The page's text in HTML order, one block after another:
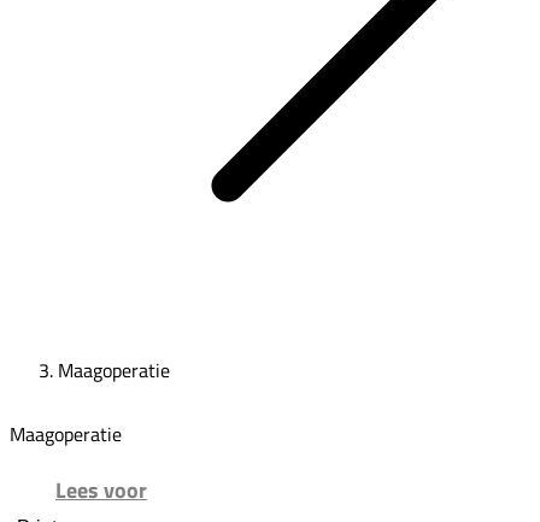
Maagoperatie
Maagoperatie
Lees voor